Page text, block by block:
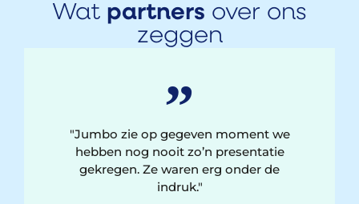
Wat partners over ons
zeggen
"Jumbo zie op gegeven moment we
hebben nog nooit zo’n presentatie
gekregen. Ze waren erg onder de
indruk."